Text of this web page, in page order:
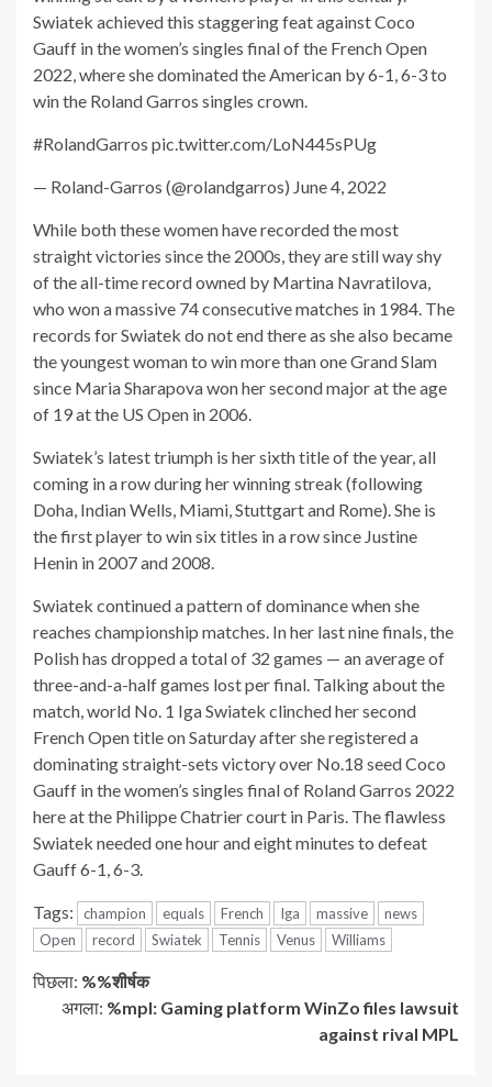
Swiatek achieved this staggering feat against Coco
Gauff in the women’s singles final of the French Open
2022, where she dominated the American by 6-1, 6-3 to
win the Roland Garros singles crown.
#RolandGarros pic.twitter.com/LoN445sPUg
— Roland-Garros (@rolandgarros) June 4, 2022
While both these women have recorded the most
straight victories since the 2000s, they are still way shy
of the all-time record owned by Martina Navratilova,
who won a massive 74 consecutive matches in 1984. The
records for Swiatek do not end there as she also became
the youngest woman to win more than one Grand Slam
since Maria Sharapova won her second major at the age
of 19 at the US Open in 2006.
Swiatek’s latest triumph is her sixth title of the year, all
coming in a row during her winning streak (following
Doha, Indian Wells, Miami, Stuttgart and Rome). She is
the first player to win six titles in a row since Justine
Henin in 2007 and 2008.
Swiatek continued a pattern of dominance when she
reaches championship matches. In her last nine finals, the
Polish has dropped a total of 32 games — an average of
three-and-a-half games lost per final. Talking about the
match, world No. 1 Iga Swiatek clinched her second
French Open title on Saturday after she registered a
dominating straight-sets victory over No.18 seed Coco
Gauff in the women’s singles final of Roland Garros 2022
here at the Philippe Chatrier court in Paris. The flawless
Swiatek needed one hour and eight minutes to defeat
Gauff 6-1, 6-3.
Tags: champion equals French Iga massive
news
Open
record Swiatek Tennis Venus Williams
जारी
पिछला: %%शीर्षक
अगला: %mpl: Gaming platform WinZo files lawsuit
against rival MPL